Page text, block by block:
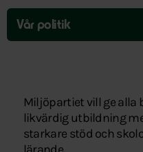
Hoppa
över
menyn
Vår politik
Miljöpartiet vill ge alla
likvärdig utbildning
starkare stöd och